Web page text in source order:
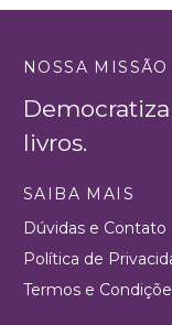
NOSSA MISSÃO
livros.
SAIBA MAIS
Dúvidas e Contato
Política de
Termos e